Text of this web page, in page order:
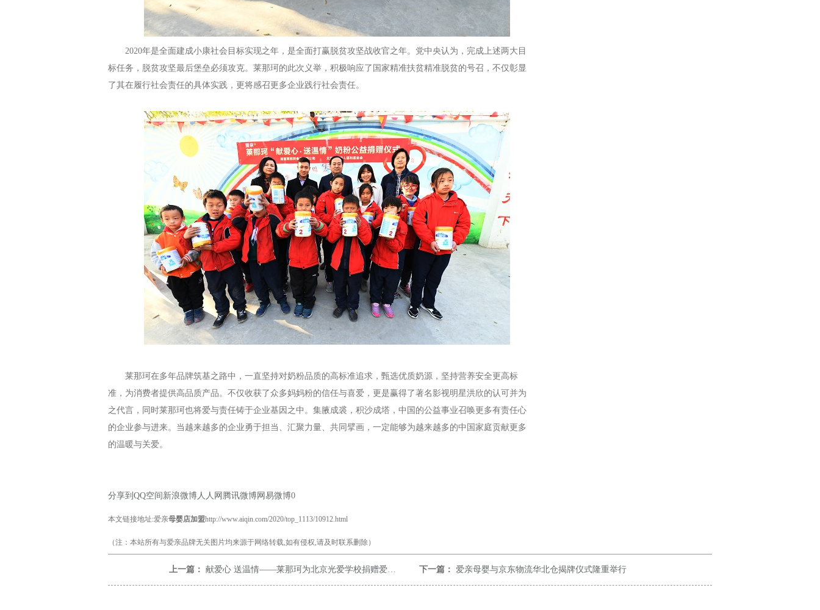
2020年是全面建成小康社会目标实现之年，是全面打赢脱贫攻坚战收官之年。党中央认为，完成上述两大目
标任务，脱贫攻坚最后堡垒必须攻克。莱那珂的此次义举，积极响应了国家精准扶贫精准脱贫的号召，不仅彰显
了其在履行社会责任的具体实践，更将感召更多企业践行社会责任。
莱那珂在多年品牌筑基之路中，一直坚持对奶粉品质的高标准追求，甄选优质奶源，坚持营养安全更高标
准，为消费者提供高品质产品。不仅收获了众多妈妈粉的信任与喜爱，更是赢得了著名影视明星洪欣的认可并为
之代言，同时莱那珂也将爱与责任铸于企业基因之中。集腋成裘，积沙成塔，中国的公益事业召唤更多有责任心
的企业参与进来。当越来越多的企业勇于担当、汇聚力量、共同擘画，一定能够为越来越多的中国家庭贡献更多
的温暖与关爱。
分享到 QQ空间 新浪微博人人网 腾讯微博网易微博0
本文链接地址:爱亲母婴店加盟http://www.aiqin.com/2020/top_1113/10912.html
（注：本站所有与爱亲品牌无关图片均来源于网络转载,如有侵权,请及时联系删除）
上一篇： 献爱心 送温情——莱那珂为北京光爱学校捐赠爱心奶粉 下一篇： 爱亲母婴与京东物流华北仓揭牌仪式隆重举行